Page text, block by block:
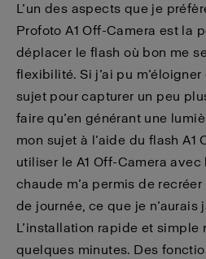
L’un des aspects que je
Profoto A1 Off-Camera est la
déplacer le flash où bon me
flexibilité. Si j’ai pu
sujet pour capturer un peu
faire qu’en générant une
mon sujet à l’aide du flash A1
utiliser le A1 Off-Camera
chaude m’a permis de
de journée, ce que je
L’installation rapide et simple
quelques minutes. Des